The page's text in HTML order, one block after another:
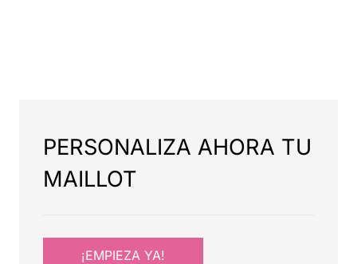
PERSONALIZA AHORA TU
MAILLOT
¡EMPIEZA YA!